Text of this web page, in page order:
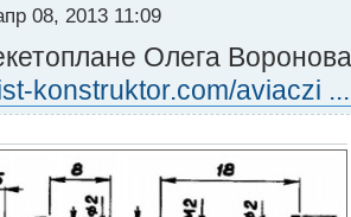
08, 2013 11:09
Олега
konstruktor.com/aviaczi